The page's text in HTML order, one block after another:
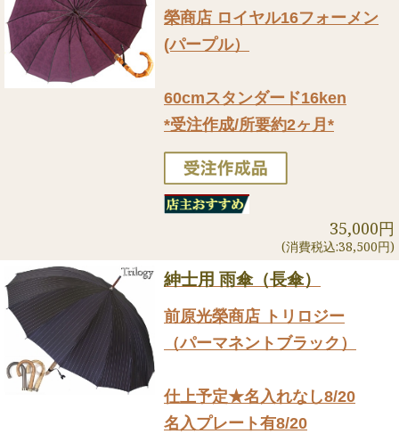
榮商店 ロイヤル16フォーメン
(パープル）
60cmスタンダード16ken
*受注作成/所要約2ヶ月*
35,000円
(消費税込:38,500円)
紳士用 雨傘（長傘）
前原光榮商店 トリロジー
（パーマネントブラック）
仕上予定★名入れなし8/20
名入プレート有8/20